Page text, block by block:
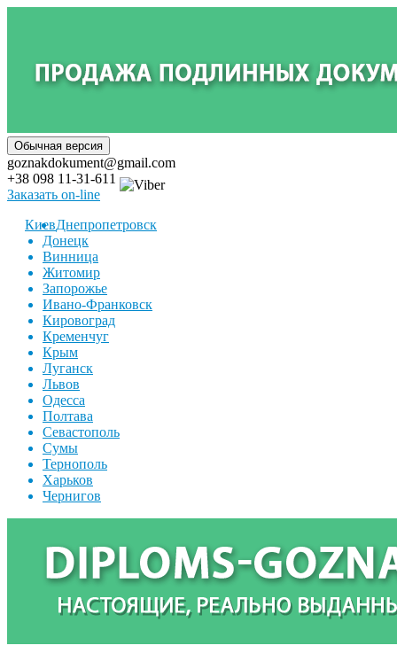
goznakdokument@gmail.com
+38 098 11-31-611
Заказать on-line
КиевДнепропетровск
Донецк
Винница
Житомир
Запорожье
Ивано-Франковск
Кировоград
Кременчуг
Крым
Луганск
Львов
Одесса
Полтава
Севастополь
Сумы
Тернополь
Харьков
Чернигов